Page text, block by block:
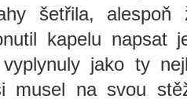
šetřila,
kapelu napsat
jako ty
musel na svou